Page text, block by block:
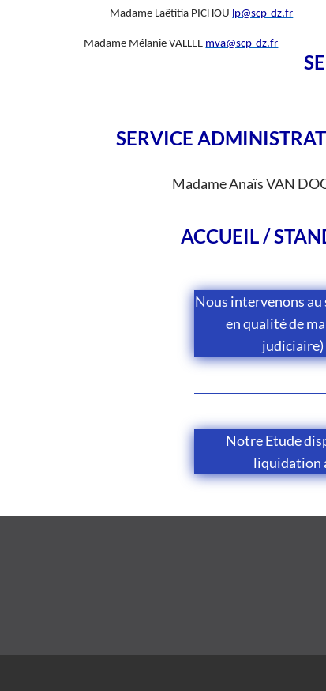
Madame Laëtitia PICHOU lp@scp-dz.fr
Madame Mélanie VALLEE mva@scp-dz.fr
SERVICE
Madame Anaïs VAN
ACCUEIL /
Nous intervenons
en qualité de
Notre Etude
liquidation